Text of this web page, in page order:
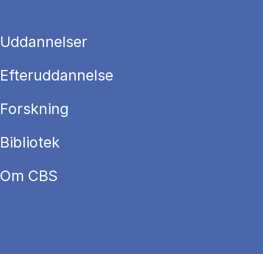
Uddannelser
Efteruddannelse
Forskning
Bibliotek
Om CBS